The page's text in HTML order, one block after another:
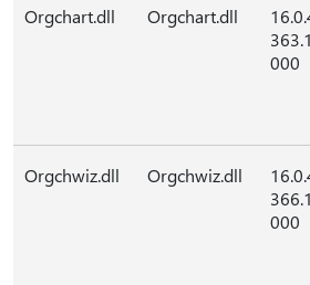
Orgchart.dll Orgchart.dll
363.1
000
Orgchwiz.dll Orgchwiz.dll
366.1
000